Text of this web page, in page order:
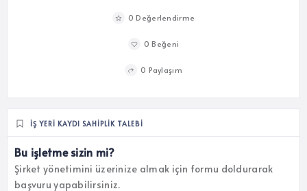
0 Değerlendirme
0 Beğeni
0 Paylaşım
İŞ YERI KAYDI SAHIPLIK TALEBI
Bu işletme sizin mi?
Şirket yönetimini üzerinize almak için formu doldurarak
başvuru yapabilirsiniz.